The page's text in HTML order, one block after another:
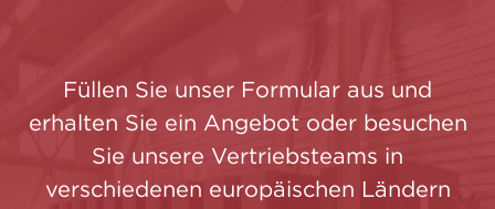
Füllen Sie unser Formular aus und
erhalten Sie ein Angebot oder besuchen
Sie unsere Vertriebsteams in
verschiedenen europäischen Ländern